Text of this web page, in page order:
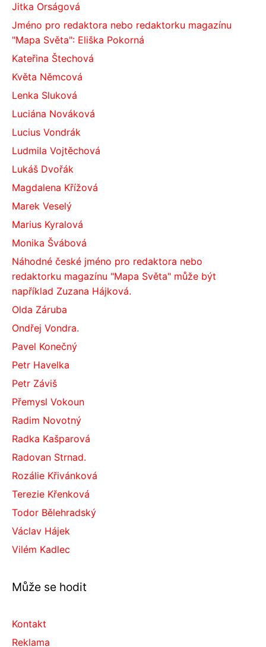
Jitka Orságová
Jméno pro redaktora nebo redaktorku magazínu
"Mapa Světa": Eliška Pokorná
Kateřina Štechová
Květa Němcová
Lenka Sluková
Luciána Nováková
Lucius Vondrák
Ludmila Vojtěchová
Lukáš Dvořák
Magdalena Křížová
Marek Veselý
Marius Kyralová
Monika Švábová
Náhodné české jméno pro redaktora nebo
redaktorku magazínu "Mapa Světa" může být
například Zuzana Hájková.
Olda Záruba
Ondřej Vondra.
Pavel Konečný
Petr Havelka
Petr Záviš
Přemysl Vokoun
Radim Novotný
Radka Kašparová
Radovan Strnad.
Rozálie Křivánková
Terezie Křenková
Todor Bělehradský
Václav Hájek
Vilém Kadlec
Může se hodit
Kontakt
Reklama